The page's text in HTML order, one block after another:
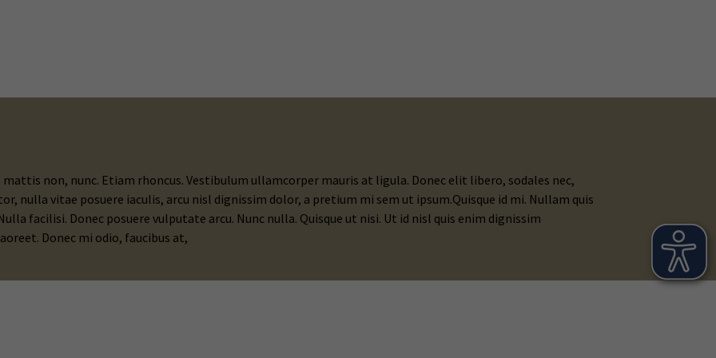
non, nunc. Etiam rhoncus. Vestibulum ullamcorper mauris at ligula. Donec elit libero, sodales nec,
nulla vitae posuere iaculis, arcu nisl dignissim dolor, a pretium mi sem ut ipsum.Quisque id mi. Nullam quis
facilisi. Donec posuere vulputate arcu. Nunc nulla. Quisque ut nisi. Ut id nisl quis enim dignissim
Donec mi odio, faucibus at,